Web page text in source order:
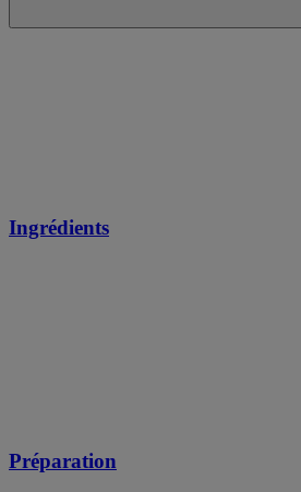
Ingrédients
Préparation